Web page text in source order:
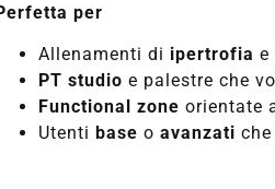
per
Allenamenti di ipertrofia e
PT studio e palestre che
Functional zone orientate
Utentibase oavanzati